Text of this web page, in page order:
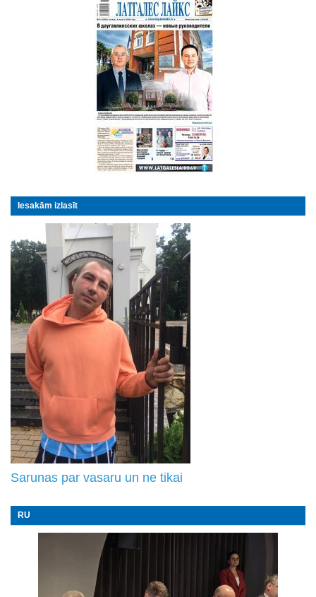
Iesakām izlasīt
Sarunas par vasaru un ne tikai
RU